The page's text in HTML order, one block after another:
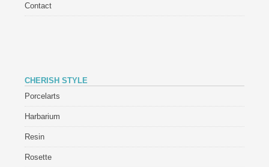
Contact
CHERISH STYLE
Porcelarts
Harbarium
Resin
Rosette